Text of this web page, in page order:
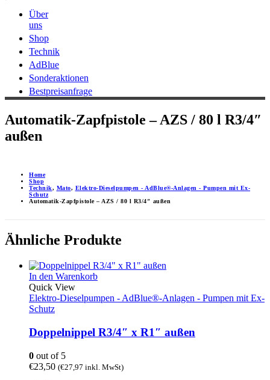
Über
uns
Shop
Technik
AdBlue
Sonderaktionen
Bestpreisanfrage
Automatik-Zapfpistole – AZS / 80 l R3/4″
außen
Home
Shop
Technik, Mato, Elektro-Dieselpumpen - AdBlue®-Anlagen - Pumpen mit Ex-
Schutz
Automatik-Zapfpistole – AZS / 80 l R3/4″ außen
Ähnliche Produkte
In den Warenkorb
Quick View
Elektro-Dieselpumpen - AdBlue®-Anlagen - Pumpen mit Ex-
Schutz
Doppelnippel R3/4″ x R1″ außen
0 out of 5
€23,50 (€27,97 inkl. MwSt)